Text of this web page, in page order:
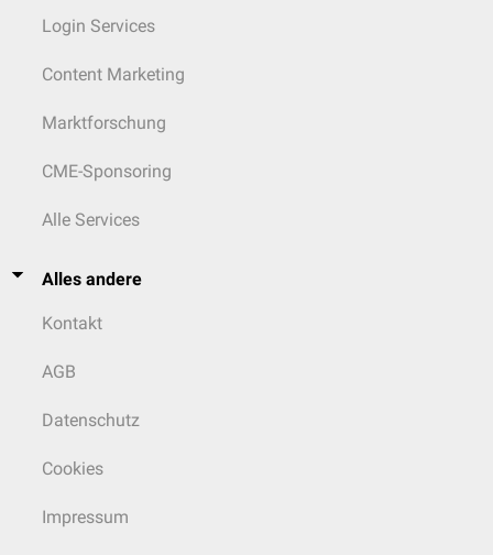
Login Services
Content Marketing
Marktforschung
CME-Sponsoring
Alle Services
Alles andere
Kontakt
AGB
Datenschutz
Cookies
Impressum